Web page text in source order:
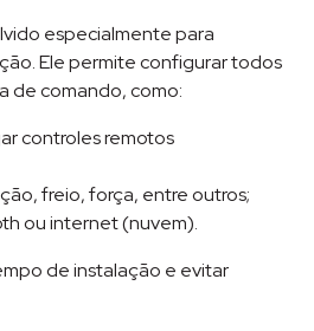
especialmente para
Ele permite configurar todos
de comando, como:
controles remotos
freio, força, entre outros;
ou internet (nuvem).
de instalação e evitar